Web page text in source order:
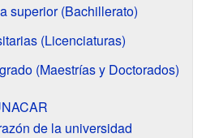
superior (Bachillerato)
(Licenciaturas)
(Maestrías y Doctorados)
de la universidad